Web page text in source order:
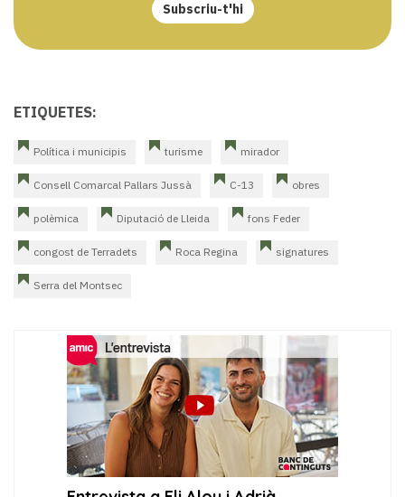
Subscriu-t'hi
ETIQUETES:
Política i municipis turisme mirador
Consell Comarcal Pallars Jussà C-13 obres
polèmica Diputació de Lleida fons Feder
congost de Terradets Roca Regina signatures
Serra del Montsec